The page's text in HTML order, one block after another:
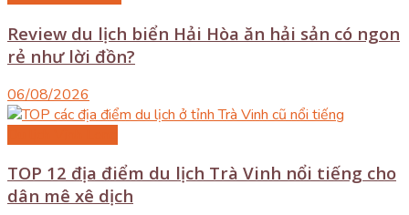
Review du lịch biển Hải Hòa ăn hải sản có ngon
rẻ như lời đồn?
06/08/2026
TOP 12 địa điểm du lịch Trà Vinh nổi tiếng cho
dân mê xê dịch